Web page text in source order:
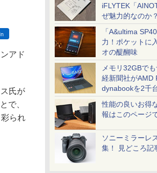
iFLYTEK「
ぜ魅力的なのか？
「A&ultima
力！ポケットに
オの醍醐味
メモリ32GBで
経新聞社がAMD
dynabookを2千
性能の良いお得
報はこのページ
ソニーミラーレ
集！ 見どころ記
アド
氏が
で、
られ